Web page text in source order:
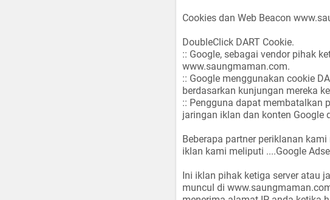
Cookies dan Web Beacon
DoubleClick DART Cookie.
:: Google, sebagai vendor pihak
www.saungmaman.com.
:: Google menggunakan cookie
berdasarkan kunjungan mereka
:: Pengguna dapat membatalkan
jaringan iklan dan konten Google
Beberapa partner periklanan
iklan kami meliputi ....Google
Ini iklan pihak ketiga server atau
muncul di